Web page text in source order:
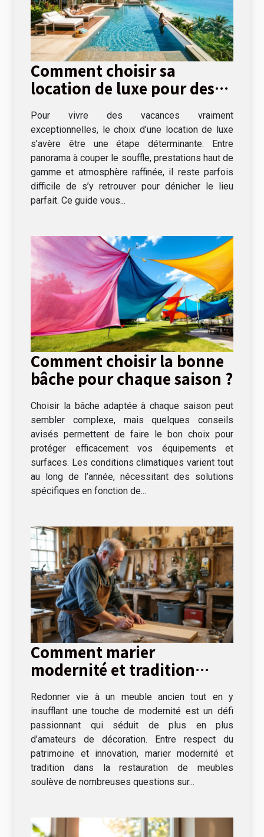
Comment choisir sa
location de luxe pour des
Pour vivre des vacances vraiment
exceptionnelles, le choix d’une location de luxe
s’avère être une étape déterminante. Entre
panorama à couper le souffle, prestations haut de
gamme et atmosphère raffinée, il reste parfois
difficile de s’y retrouver pour dénicher le lieu
parfait. Ce guide vous...
Comment choisir la bonne
bâche pour chaque saison ?
Choisir la bâche adaptée à chaque saison peut
sembler complexe, mais quelques conseils
avisés permettent de faire le bon choix pour
protéger efficacement vos équipements et
surfaces. Les conditions climatiques varient tout
au long de l’année, nécessitant des solutions
spécifiques en fonction de...
Comment marier
modernité et tradition
meubles ?
Redonner vie à un meuble ancien tout en y
insufflant une touche de modernité est un défi
passionnant qui séduit de plus en plus
d’amateurs de décoration. Entre respect du
patrimoine et innovation, marier modernité et
tradition dans la restauration de meubles
soulève de nombreuses questions sur...